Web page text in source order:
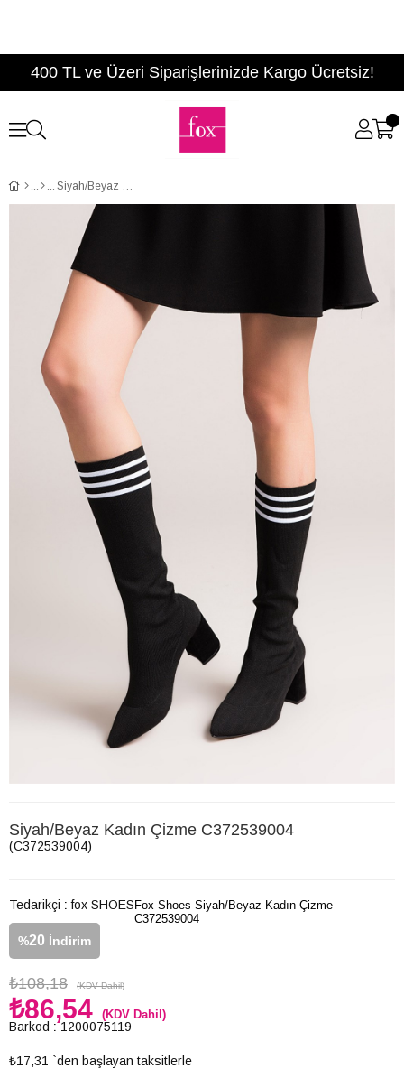
400 TL ve Üzeri Siparişlerinizde Kargo Ücretsiz!
Siyah/Beyaz Kadın Çizme C372539004
Siyah/Beyaz Kadın Çizme C372539004
(C372539004)
Tedarikçi : fox SHOES
%20 İndirim
₺108,18 (KDV Dahil)
₺86,54 (KDV Dahil)
Barkod : 1200075119
₺17,31 `den başlayan taksitlerle
Fox Shoes Siyah/Beyaz Kadın Çizme
C372539004